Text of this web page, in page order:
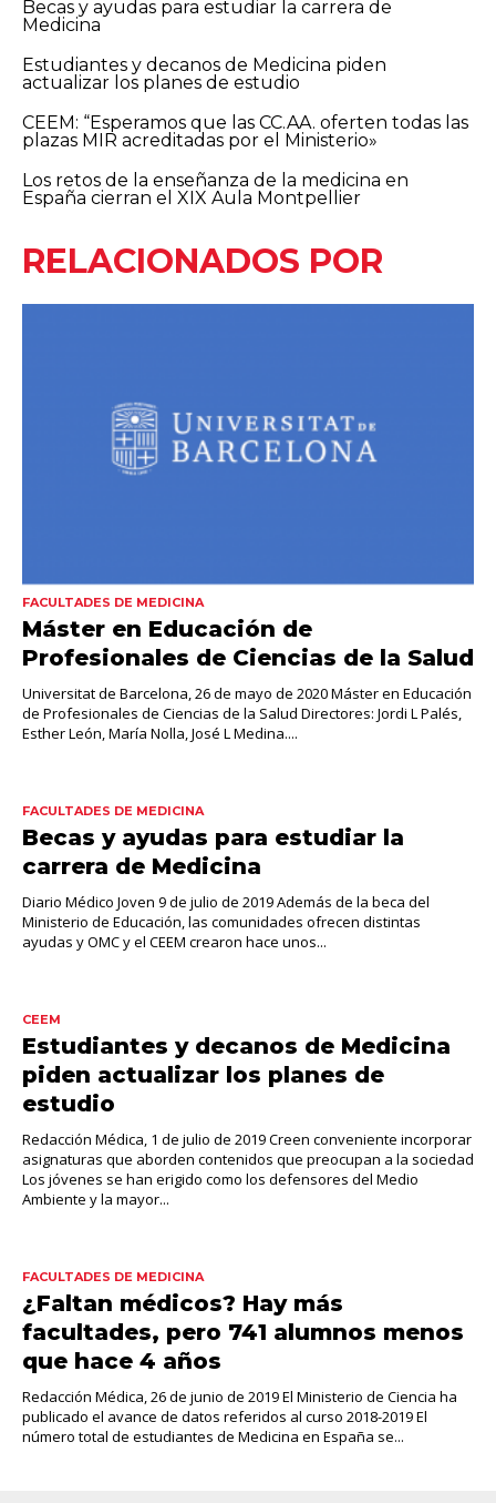
Becas y ayudas para estudiar la carrera de
Medicina
Estudiantes y decanos de Medicina piden
actualizar los planes de estudio
CEEM: “Esperamos que las CC.AA. oferten todas las
plazas MIR acreditadas por el Ministerio»
Los retos de la enseñanza de la medicina en
España cierran el XIX Aula Montpellier
RELACIONADOS POR
FACULTADES DE MEDICINA
Máster en Educación de
Profesionales de Ciencias de la Salud
Universitat de Barcelona, 26 de mayo de 2020 Máster en Educación
de Profesionales de Ciencias de la Salud Directores: Jordi L Palés,
Esther León, María Nolla, José L Medina....
FACULTADES DE MEDICINA
Becas y ayudas para estudiar la
carrera de Medicina
Diario Médico Joven 9 de julio de 2019 Además de la beca del
Ministerio de Educación, las comunidades ofrecen distintas
ayudas y OMC y el CEEM crearon hace unos...
CEEM
Estudiantes y decanos de Medicina
piden actualizar los planes de
estudio
Redacción Médica, 1 de julio de 2019 Creen conveniente incorporar
asignaturas que aborden contenidos que preocupan a la sociedad
Los jóvenes se han erigido como los defensores del Medio
Ambiente y la mayor...
FACULTADES DE MEDICINA
¿Faltan médicos? Hay más
facultades, pero 741 alumnos menos
que hace 4 años
Redacción Médica, 26 de junio de 2019 El Ministerio de Ciencia ha
publicado el avance de datos referidos al curso 2018-2019 El
número total de estudiantes de Medicina en España se...